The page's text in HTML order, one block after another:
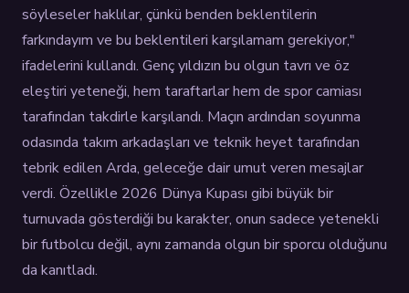
söyleseler haklılar, çünkü benden beklentilerin
farkındayım ve bu beklentileri karşılamam gerekiyor,"
ifadelerini kullandı. Genç yıldızın bu olgun tavrı ve öz
eleştiri yeteneği, hem taraftarlar hem de spor camiası
tarafından takdirle karşılandı. Maçın ardından soyunma
odasında takım arkadaşları ve teknik heyet tarafından
tebrik edilen Arda, geleceğe dair umut veren mesajlar
verdi. Özellikle 2026 Dünya Kupası gibi büyük bir
turnuvada gösterdiği bu karakter, onun sadece yetenekli
bir futbolcu değil, aynı zamanda olgun bir sporcu olduğunu
da kanıtladı.